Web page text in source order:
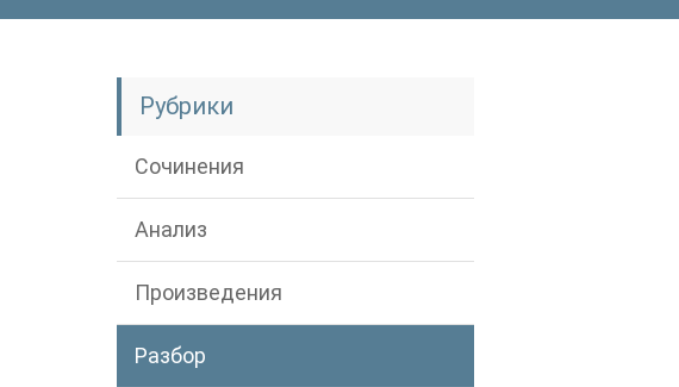
Рубрики
Сочинения
Анализ
Произведения
Разбор